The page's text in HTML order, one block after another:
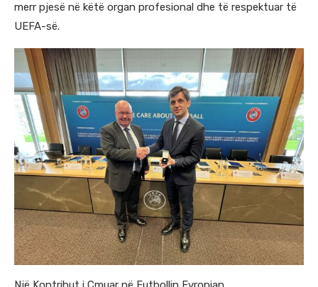
merr pjesë në këtë organ profesional dhe të respektuar të
UEFA-së.